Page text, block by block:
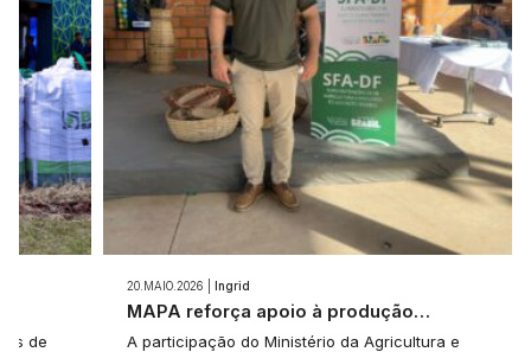
de
20.MAIO.2026 | Ingrid
MAPA reforça apoio à produção…
A participação do Ministério da Agricultura e